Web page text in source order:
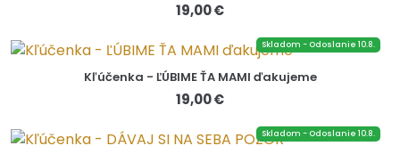
19,00 €
Skladom - Odoslanie 10.8.
Kľúčenka - ĽÚBIME ŤA MAMI ďakujeme
19,00 €
Skladom - Odoslanie 10.8.